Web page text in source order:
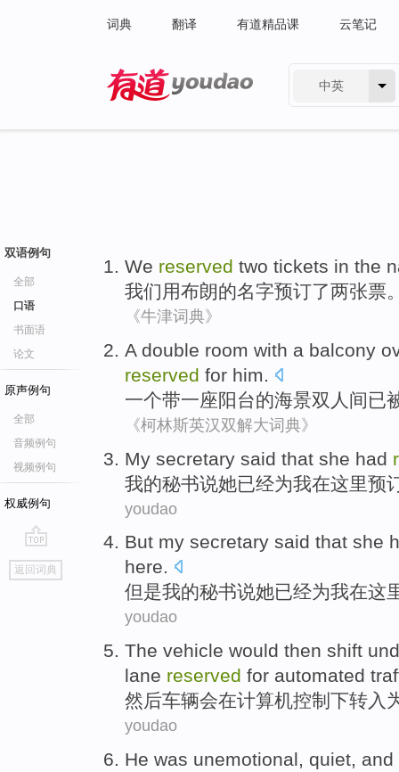
词典 翻译 有道精品课 云笔记
中英
双语例句
全部
口语
书面语
论文
原声例句
全部
音频例句
视频例句
权威例句
go
top
返回词典
We reserved two tickets in the
我们用布朗的名字预订了两张票
《牛津词典》
Adouble room with a balcony
reserved for him.
一个带一座阳台的海景双人间已
《柯林斯英汉双解大词典》
My secretary said that she had
我的秘书说她已经为我在这里预
youdao
But my secretary said that she
here.
但是我的秘书说她已经为我在这
youdao
The vehicle would then shift
lane reserved for automated
然后车辆会在计算机控制 下转入
youdao
He was unemotional, quiet, and